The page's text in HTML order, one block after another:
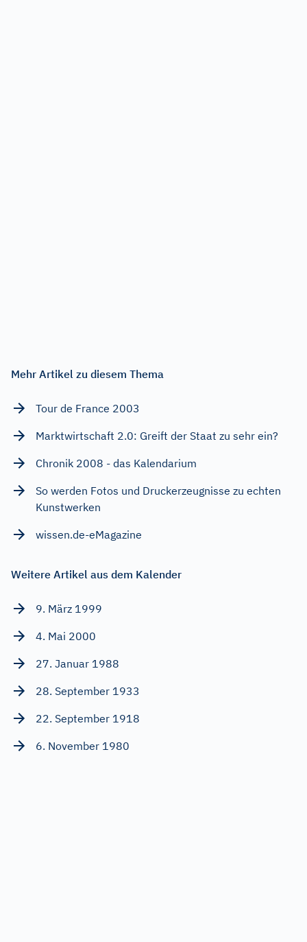
Mehr Artikel zu diesem Thema
Tour de France 2003
Marktwirtschaft 2.0: Greift der Staat zu sehr ein?
Chronik 2008 - das Kalendarium
So werden Fotos und Druckerzeugnisse zu echten
Kunstwerken
wissen.de-eMagazine
Weitere Artikel aus dem Kalender
9. März 1999
4. Mai 2000
27. Januar 1988
28. September 1933
22. September 1918
6. November 1980